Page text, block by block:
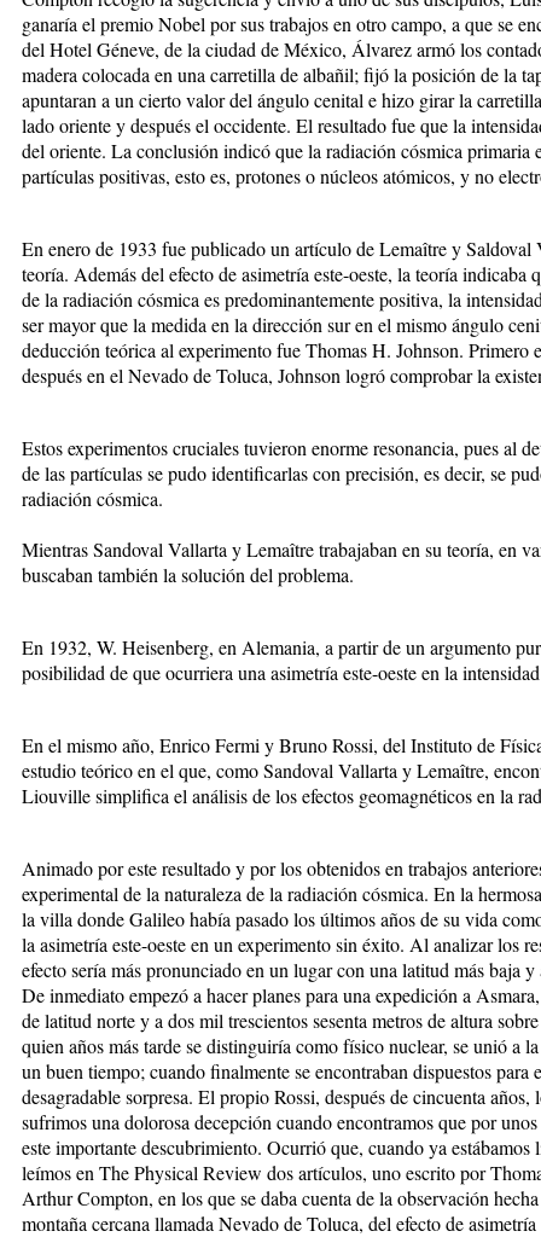
ganaría el premio Nobel por sus trabajos en otro campo, a que se
del Hotel Géneve, de la ciudad de México, Álvarez armó los
madera colocada en una carretilla de albañil; fijó la posición de la
apuntaran a un cierto valor del ángulo cenital e hizo girar la
lado oriente y después el occidente. El resultado fue que la
del oriente. La conclusión indicó que la radiación cósmica primaria
partículas positivas, esto es, protones o núcleos atómicos, y no
En enero de 1933 fue publicado un artículo de Lemaître y Saldoval
teoría. Además del efecto de asimetría este-oeste, la teoría indicaba
de la radiación cósmica es predominantemente positiva, la
ser mayor que la medida en la dirección sur en el mismo ángulo
deducción teórica al experimento fue Thomas H. Johnson.
después en el Nevado de Toluca, Johnson logró comprobar la
Estos experimentos cruciales tuvieron enorme resonancia, pues al
de las partículas se pudo identificarlas con precisión, es decir, se
radiación cósmica.
Mientras Sandoval Vallarta y Lemaître trabajaban en su teoría, en
buscaban también la solución del problema.
En 1932, W. Heisenberg, en Alemania, a partir de un argumento
posibilidad de que ocurriera una asimetría este-oeste en la
En el mismo año, Enrico Fermi y Bruno Rossi, del Instituto de
estudio teórico en el que, como Sandoval Vallarta y Lemaître,
Liouville simplifica el análisis de los efectos geomagnéticos en la
Animado por este resultado y por los obtenidos en trabajos
experimental de la naturaleza de la radiación cósmica. En la
la villa donde Galileo había pasado los últimos años de su vida
la asimetría este-oeste en un experimento sin éxito. Al analizar los
efecto sería más pronunciado en un lugar con una latitud más baja
De inmediato empezó a hacer planes para una expedición a
de latitud norte y a dos mil trescientos sesenta metros de altura
quien años más tarde se distinguiría como físico nuclear, se unió a
un buen tiempo; cuando finalmente se encontraban dispuestos
desagradable sorpresa. El propio Rossi, después de cincuenta
sufrimos una dolorosa decepción cuando encontramos que por
este importante descubrimiento. Ocurrió que, cuando ya estábamos
leímos en The Physical Review dos artículos, uno escrito por
Arthur Compton, en los que se daba cuenta de la observación
montaña cercana llamada Nevado de Toluca, del efecto de asimetría